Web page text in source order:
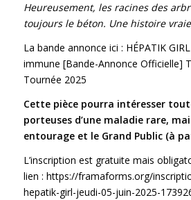
Heureusement, les racines des
toujours le béton. Une histoire
La bande annonce ici : HÉPATIK
immune [Bande-Annonce Officielle]
Tournée 2025
Cette pièce pourra intéresser
porteuses d’une maladie rare,
entourage et le Grand Public (à
L’inscription est gratuite mais
lien : https://framaforms.org/
hepatik-girl-jeudi-05-juin-2025-